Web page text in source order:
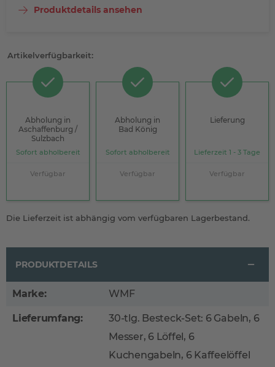
Produktdetails ansehen
Artikelverfügbarkeit:
Abholung in
Aschaffenburg /
Sulzbach
Sofort abholbereit
Verfügbar
Abholung in
Bad König
Sofort abholbereit
Verfügbar
Lieferung
Lieferzeit 1 - 3 Tage
Verfügbar
Die Lieferzeit ist abhängig vom verfügbaren Lagerbestand.
PRODUKTDETAILS
Marke: WMF
Lieferumfang:
30-tlg. Besteck-Set: 6 Gabeln, 6
Messer, 6 Löffel, 6
Kuchengabeln, 6 Kaffeelöffel